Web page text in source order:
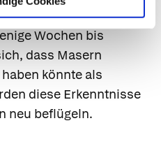
des
Wochen bis
dass Masern
könnte als
diese Erkenntnisse
neu beflügeln.